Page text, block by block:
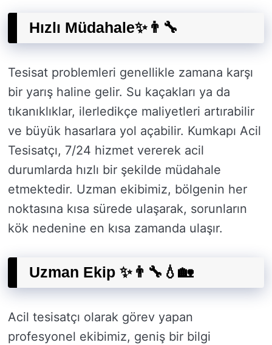
Hızlı Müdahale✨👨‍🔧
Tesisat problemleri genellikle zamana karşı
bir yarış haline gelir. Su kaçakları ya da
tıkanıklıklar, ilerledikçe maliyetleri artırabilir
ve büyük hasarlara yol açabilir. Kumkapı Acil
Tesisatçı, 7/24 hizmet vererek acil
durumlarda hızlı bir şekilde müdahale
etmektedir. Uzman ekibimiz, bölgenin her
noktasına kısa sürede ulaşarak, sorunların
kök nedenine en kısa zamanda ulaşır.
Uzman Ekip ✨👨‍🔧💧🏡
Acil tesisatçı olarak görev yapan
profesyonel ekibimiz, geniş bir bilgi